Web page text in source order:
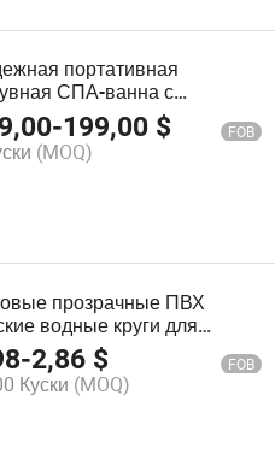
портативная
СПА-ванна с
4-5 человек с
Airjet
-199,00 $ FOB
(MOQ)
прозрачные ПВХ
водные круги для
с ручкой в виде
-2,86 $ FOB
Куски (MOQ)